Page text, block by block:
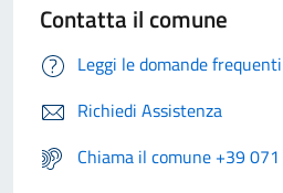
Contatta il comune
Leggi le domande frequenti
Richiedi Assistenza
Chiama il comune +39